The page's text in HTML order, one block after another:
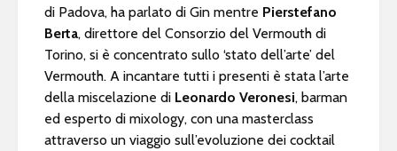
di Padova, ha parlato di Gin mentre Pierstefano
Berta, direttore del Consorzio del Vermouth di
Torino, si è concentrato sullo ‘stato dell’arte’ del
Vermouth. A incantare tutti i presenti è stata l’arte
della miscelazione di Leonardo Veronesi, barman
ed esperto di mixology, con una masterclass
attraverso un viaggio sull’evoluzione dei cocktail